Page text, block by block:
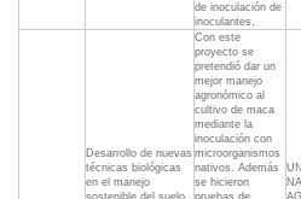
de inoculación de
inoculantes.
Desarrollo de nuevas
técnicas biológicas
en el manejo
sostenible del suelo
Con este
proyecto se
pretendió dar un
mejor manejo
agronómico al
cultivo de maca
mediante la
inoculación con
microorganismos
nativos. Además
se hicieron
pruebas de